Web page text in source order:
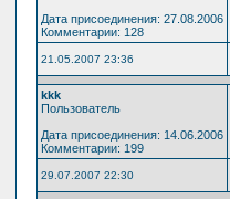
Дата присоединения: 27.08.2006
Комментарии: 128
21.05.2007 23:36
kkk
Пользователь
Дата присоединения: 14.06.2006
Комментарии: 199
29.07.2007 22:30